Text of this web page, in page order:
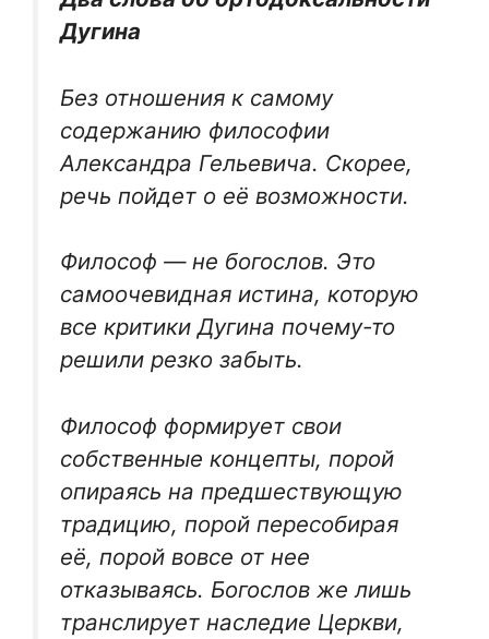
Дугина
Без отношения к самому
содержанию философии
Александра Гельевича. Скорее,
речь пойдет о её возможности.
Философ — не богослов. Это
самоочевидная истина, которую
все критики Дугина почему-то
решили резко забыть.
Философ формирует свои
собственные концепты, порой
опираясь на предшествующую
традицию, порой пересобирая
её, порой вовсе от нее
отказываясь. Богослов же лишь
транслирует наследие Церкви,